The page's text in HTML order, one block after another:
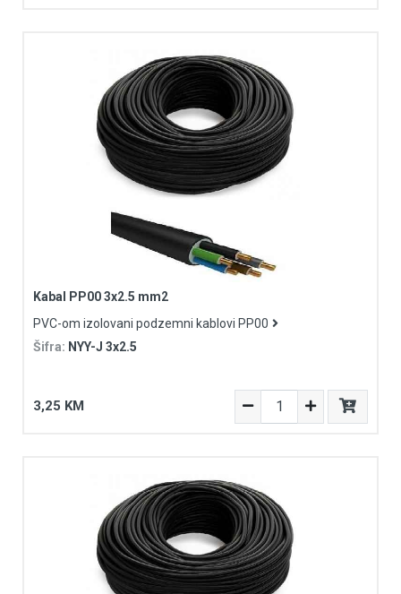
Kabal PP00 3x2.5 mm2
PVC-om izolovani podzemni kablovi PP00
Šifra: NYY-J 3x2.5
3,25 KM